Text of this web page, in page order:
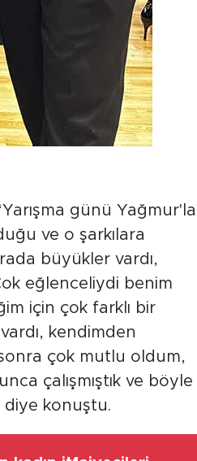
günü Yağmur'la
ve o şarkılara
büyükler vardı,
eğlenceliydi benim
için çok farklı bir
kendimden
çok mutlu oldum,
çalışmıştık ve böyle
diye konuştu.